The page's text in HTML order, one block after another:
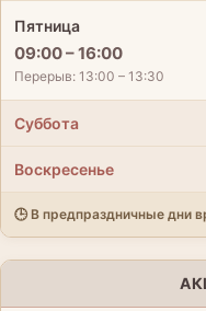
Пятница
09:00 – 16:00
Перерыв: 13:00 – 13:30
Суббота
Воскресенье
🕒 В предпраздничные дни